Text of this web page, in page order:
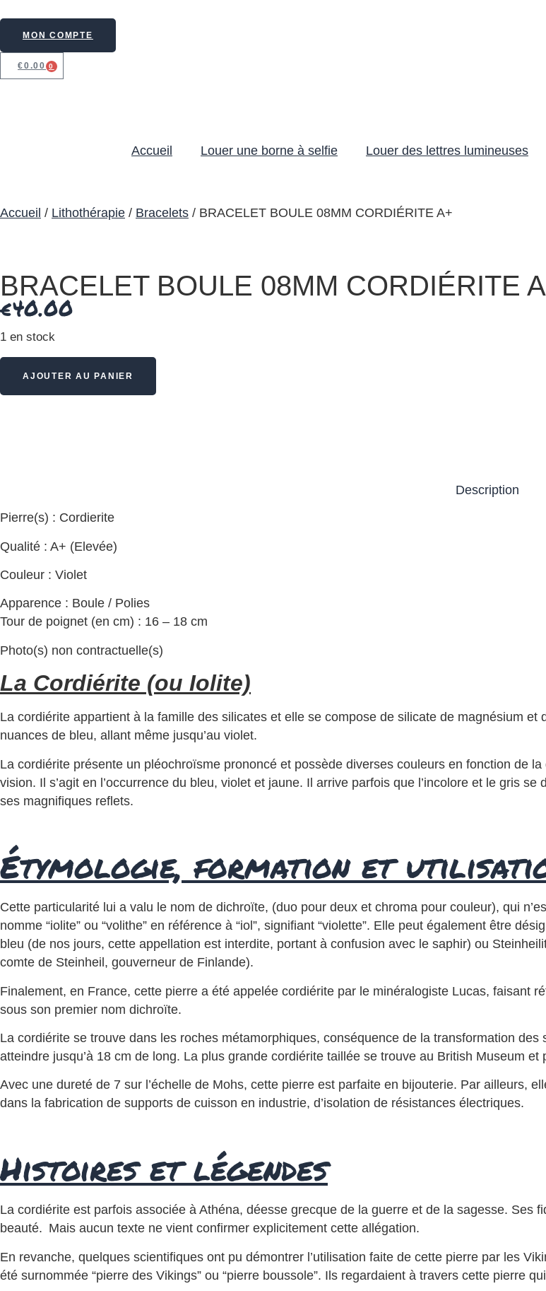
MON COMPTE
€0.00 0
Accueil Louer une borne à selfie Louer des lettres lumineuses
Accueil / Lithothérapie / Bracelets / BRACELET BOULE 08MM CORDIÉRITE A+
BRACELET BOULE 08MM CORDIÉRITE
€40.00
1 en stock
AJOUTER AU PANIER
Description
Pierre(s) : Cordierite
Qualité : A+ (Elevée)
Couleur : Violet
Apparence : Boule / Polies
Tour de poignet (en cm) : 16 – 18 cm
Photo(s) non contractuelle(s)
La Cordiérite (ou Iolite)
La cordiérite appartient à la famille des silicates et elle se compose de silicate de magnésium et
nuances de bleu, allant même jusqu’au violet.
La cordiérite présente un pléochroïsme prononcé et possède diverses couleurs en fonction de
vision. Il s’agit en l’occurrence du bleu, violet et jaune. Il arrive parfois que l’incolore et le gris
ses magnifiques reflets.
Étymologie, formation et
Cette particularité lui a valu le nom de dichroïte, (duo pour deux et chroma pour couleur), qui
nomme “iolite” ou “volithe” en référence à “iol”, signifiant “violette”. Elle peut également être
bleu (de nos jours, cette appellation est interdite, portant à confusion avec le saphir) ou
comte de Steinheil, gouverneur de Finlande).
Finalement, en France, cette pierre a été appelée cordiérite par le minéralogiste Lucas, faisant
sous son premier nom dichroïte.
La cordiérite se trouve dans les roches métamorphiques, conséquence de la transformation
atteindre jusqu’à 18 cm de long. La plus grande cordiérite taillée se trouve au British Museum et
Avec une dureté de 7 sur l’échelle de Mohs, cette pierre est parfaite en bijouterie. Par ailleurs,
dans la fabrication de supports de cuisson en industrie, d’isolation de résistances électriques.
Histoires et légendes
La cordiérite est parfois associée à Athéna, déesse grecque de la guerre et de la sagesse. Ses
beauté. Mais aucun texte ne vient confirmer explicitement cette allégation.
En revanche, quelques scientifiques ont pu démontrer l’utilisation faite de cette pierre par les
été surnommée “pierre des Vikings” ou “pierre boussole”. Ils regardaient à travers cette pierre